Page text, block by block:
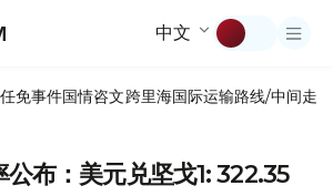
中文
任免事件国情咨文跨里海国际运输路线/中间走廊
布：美元兑坚戈1: 322.35